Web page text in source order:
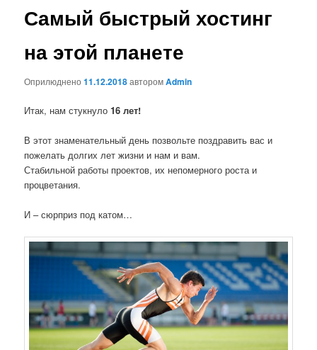
Самый быстрый хостинг
на этой планете
Оприлюднено11.12.2018авторомAdmin
Итак, нам стукнуло16 лет!
В этот знаменательный день позвольте поздравить вас и
пожелать долгих лет жизни и нам и вам.
Стабильной работы проектов, их непомерного роста и
процветания.
И – сюрприз под катом…